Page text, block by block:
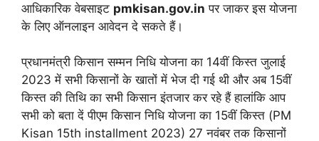
आधिकारिक वेबसाइट pmkisan.gov.in पर जाकर इस योजना
के लिए ऑनलाइन आवेदन दे सकते हैं।
प्रधानमंत्री किसान सम्मन निधि योजना का 14वीं किस्त जुलाई
2023 में सभी किसानों के खातों में भेज दी गई थी और अब 15वीं
किस्त की तिथि का सभी किसान इंतजार कर रहे हैं हालांकि आप
सभी को बता दें पीएम किसान निधि योजना का 15वीं किस्त (PM
Kisan 15th installment 2023) 27 नवंबर तक किसानों